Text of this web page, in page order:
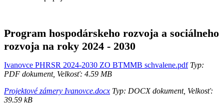
Program hospodárskeho rozvoja a sociálneho
rozvoja na roky 2024 - 2030
Ivanovce PHRSR 2024-2030 ZO BTMMB schvalene.pdfTyp:
PDF dokument, Velkosť: 4.59 MB
Projektové zámery Ivanovce.docx Typ: DOCX dokument, Velkosť:
39.59 kB